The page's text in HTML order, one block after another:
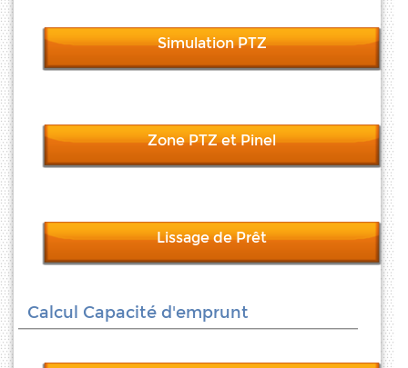
Simulation PTZ
Zone PTZ et Pinel
Lissage de Prêt
Calcul Capacité d'emprunt